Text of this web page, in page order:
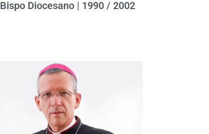
Bispo Diocesano | 1990 / 2002